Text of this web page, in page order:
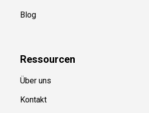
Blog
Ressourcen
Über uns
Kontakt